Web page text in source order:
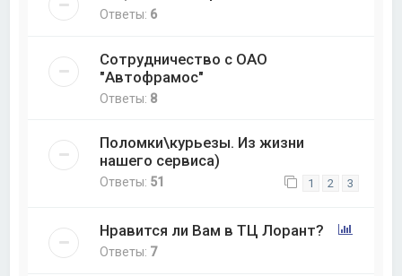
Ответы: 6
Сотрудничество с ОАО
"Автофрамос"
Ответы: 8
Поломки\курьезы. Из жизни
нашего сервиса)
Ответы: 51 1 2 3
Нравится ли Вам в ТЦ Лорант?
Ответы: 7